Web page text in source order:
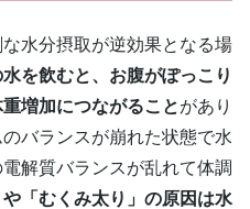
水分摂取が逆効果となる場
を飲むと、お腹がぽっこり
増加につながることがあり
バランスが崩れた状態で水
解質バランスが乱れて体調
や「むくみ太り」の原因は水